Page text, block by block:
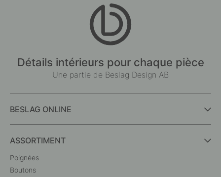
Détails intérieurs pour chaque pièce
Une partie de Beslag Design AB
BESLAG ONLINE
ASSORTIMENT
Poignées
Boutons